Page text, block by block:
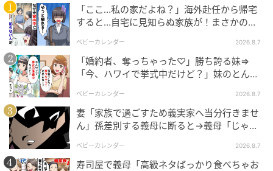
「ここ…私の家だよね？」海外赴任から帰宅
すると…自宅に見知らぬ家族が！まさかの真
ベビーカレンダー 2026.8.7
「婚約者、奪っちゃった♡」勝ち誇る妹⇒
「今、ハワイで挙式中だけど？」妹のとんで
ベビーカレンダー 2026.8.7
妻「家族で過ごすため義実家へ当分行きませ
ん」孫差別する義母に断ると→義母「じゃ
ベビーカレンダー 2026.8.7
寿司屋で義母「高級ネタばっかり食べちゃお